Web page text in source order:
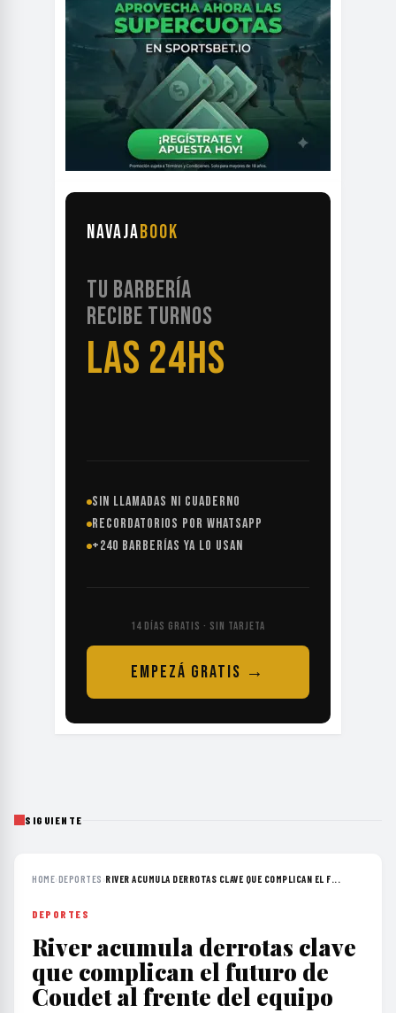
NAVAJABOOK
TU BARBERÍA
RECIBE TURNOS
LAS 24HS
SIN LLAMADAS NI CUADERNO
RECORDATORIOS POR WHATSAPP
+240 BARBERÍAS YA LO USAN
14 DÍAS GRATIS · SIN TARJETA
EMPEZÁ GRATIS →
SIGUIENTE
HOME›DEPORTES ›RIVER ACUMULA DERROTAS CLAVE QUE COMPLICAN EL F...
DEPORTES
River acumula derrotas clave
que complican el futuro de
Coudet al frente del equipo